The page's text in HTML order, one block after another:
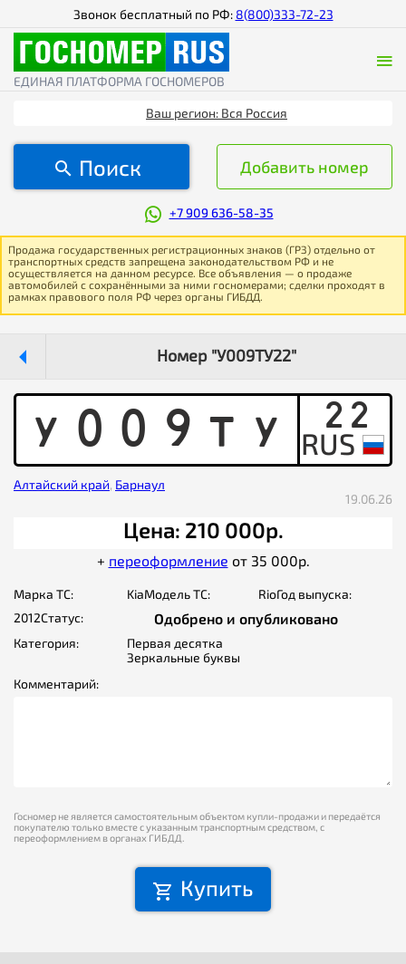
Звонок бесплатный по РФ: 8(800)333-72-23
ЕДИНАЯ ПЛАТФОРМА ГОСНОМЕРОВ
Ваш регион: Вся Россия
Поиск Добавить номер
+7 909 636-58-35
Продажа государственных регистрационных знаков (ГРЗ) отдельно от
транспортных средств запрещена законодательством РФ и не
осуществляется на данном ресурсе. Все объявления — о продаже
автомобилей с сохранёнными за ними госномерами; сделки проходят в
рамках правового поля РФ через органы ГИБДД.
Номер "У009ТУ22"
Y 0 0 9 T Y 22
Алтайский край, Барнаул
19.06.26
Цена: 210 000р.
+ переоформление от 35 000р.
Марка ТС: KiaМодель ТС: RioГод выпуска:
2012Статус: Одобрено и опубликовано
Категория:
Первая десятка
Зеркальные буквы
Комментарий:
Госномер не является самостоятельным объектом купли-продажи и передаётся
покупателю только вместе с указанным транспортным средством, с
переоформлением в органах ГИБДД.
Купить